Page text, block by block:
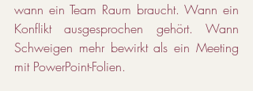
wann ein Team Raum braucht. Wann ein
Konflikt ausgesprochen gehört. Wann
Schweigen mehr bewirkt als ein Meeting
mit PowerPoint-Folien.